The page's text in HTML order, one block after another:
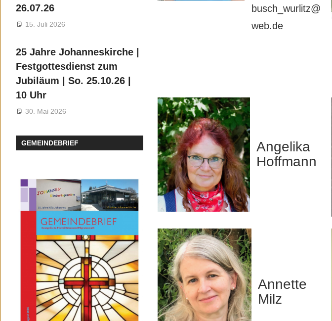
busch_wurlitz@
web.de
Angelika
Hoffmann
Annette
Milz
26.07.26
15. Juli 2026
25 Jahre Johanneskirche |
Festgottesdienst zum
Jubiläum | So. 25.10.26 |
10 Uhr
30. Mai 2026
GEMEINDEBRIEF